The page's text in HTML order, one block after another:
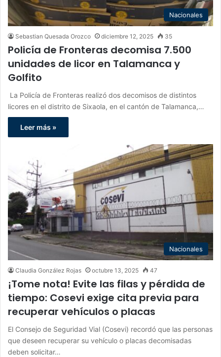
Nacionales
Sebastian Quesada Orozco diciembre 12, 2025 35
Policía de Fronteras decomisa 7.500
unidades de licor en Talamanca y
Golfito
La Policía de Fronteras realizó dos decomisos de distintos
licores en el distrito de Sixaola, en el cantón de Talamanca,…
Leer más »
Nacionales
Claudia González Rojas octubre 13, 2025 47
¡Tome nota! Evite las filas y pérdida de
tiempo: Cosevi exige cita previa para
recuperar vehículos o placas
El Consejo de Seguridad Vial (Cosevi) recordó que las personas
que deseen recuperar su vehículo o placas decomisadas
deben solicitar…